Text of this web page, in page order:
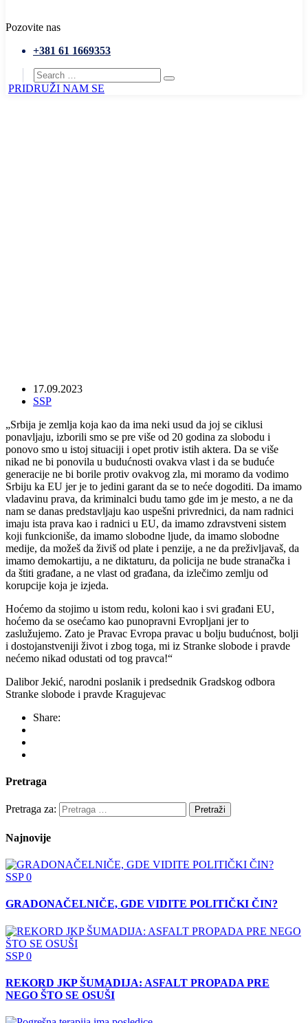
Pozovite nas
+381 61 1669353
PRIDRUŽI NAM SE
17.09.2023
SSP
„Srbija je zemlja koja kao da ima neki usud da joj se ciklusi
ponavljaju, izborili smo se pre više od 20 godina za slobodu i
ponovo smo u istoj situaciji i opet protiv istih aktera. Da se više
nikad ne bi ponovila u budućnosti ovakva vlast i da se buduće
generacije ne bi borile protiv ovakvog zla, mi moramo da vodimo
Srbiju ka EU jer je to jedini garant da se to neće dogoditi. Da imamo
vladavinu prava, da kriminalci budu tamo gde im je mesto, a ne da
nam se danas predstavljaju kao uspešni privrednici, da nam radnici
imaju ista prava kao i radnici u EU, da imamo zdravstveni sistem
koji funkcioniše, da imamo slobodne ljude, da imamo slobodne
medije, da možeš da živiš od plate i penzije, a ne da preživljavaš, da
imamo demokartiju, a ne diktaturu, da policija ne bude stranačka i
da štiti građane, a ne vlast od građana, da izlečimo zemlju od
korupcije koja je izjeda.
Hoćemo da stojimo u istom redu, koloni kao i svi građani EU,
hoćemo da se osećamo kao punopravni Evropljani jer to
zaslužujemo. Zato je Pravac Evropa pravac u bolju budućnost, bolji
i dostojanstveniji život i zbog toga, mi iz Stranke slobode i pravde
nećemo nikad odustati od tog pravca!“
Dalibor Jekić, narodni poslanik i predsednik Gradskog odbora
Stranke slobode i pravde Kragujevac
Share:
Pretraga
Pretraga za:
Najnovije
SSP0
GRADONAČELNIČE, GDE VIDITE POLITIČKI ČIN?
SSP0
REKORD JKP ŠUMADIJA: ASFALT PROPADA PRE
NEGO ŠTO SE OSUŠI